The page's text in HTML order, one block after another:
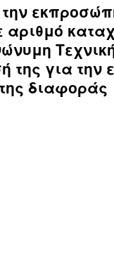
αριθμό
Τεχνική
της για την
διαφοράς